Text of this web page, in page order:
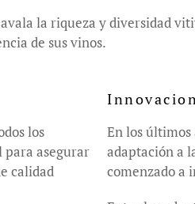
la riqueza y diversidad
de sus vinos.
los
para asegurar
calidad
En los últimos
adaptación a
comenzado a